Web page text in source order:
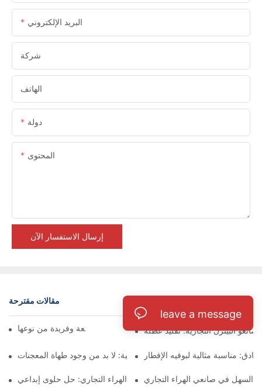
البريد الإلكتروني
شركة
الهاتف
دولة
المحتوى
إرسال الاستفسار الآن
مقالات مقترحة
صانعو الكلاب الهراء: متعة وفريدة من نوعهاصانعو البيتزل التجارية: تقليد عطلة
آلات الوفل المهنية: لا بد من وجود طهاة المعجناتمناسبة مثالية لبوفيه الإفطار
صانعو وعاء الهراء التجاري: حل حلوى إبداعيالسهل في صانعي الهراء التجاري
leave a message